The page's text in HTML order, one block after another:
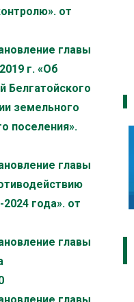
от
главы
г. «Об
Белгатойского
земельного
поселения».
главы
года». от
главы